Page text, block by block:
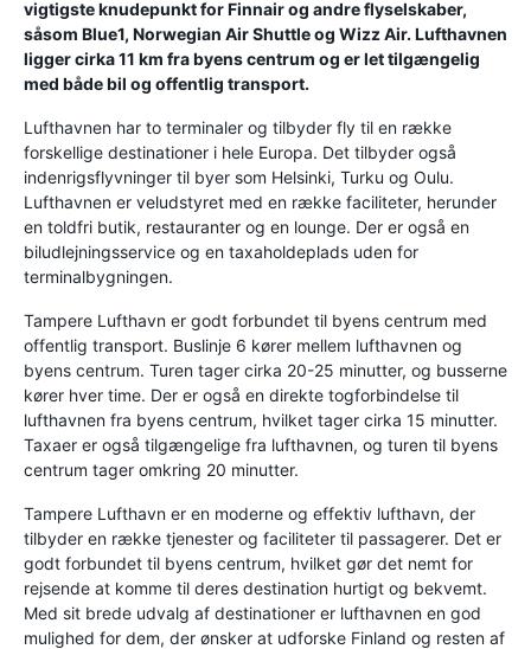
vigtigste knudepunkt for Finnair og andre flyselskaber,
såsom Blue1, Norwegian Air Shuttle og Wizz Air. Lufthavnen
ligger cirka 11 km fra byens centrum og er let tilgængelig
med både bil og offentlig transport.
Lufthavnen har to terminaler og tilbyder fly til en række
forskellige destinationer i hele Europa. Det tilbyder også
indenrigsflyvninger til byer som Helsinki, Turku og Oulu.
Lufthavnen er veludstyret med en række faciliteter, herunder
en toldfri butik, restauranter og en lounge. Der er også en
biludlejningsservice og en taxaholdeplads uden for
terminalbygningen.
Tampere Lufthavn er godt forbundet til byens centrum med
offentlig transport. Buslinje 6 kører mellem lufthavnen og
byens centrum. Turen tager cirka 20-25 minutter, og busserne
kører hver time. Der er også en direkte togforbindelse til
lufthavnen fra byens centrum, hvilket tager cirka 15 minutter.
Taxaer er også tilgængelige fra lufthavnen, og turen til byens
centrum tager omkring 20 minutter.
Tampere Lufthavn er en moderne og effektiv lufthavn, der
tilbyder en række tjenester og faciliteter til passagerer. Det er
godt forbundet til byens centrum, hvilket gør det nemt for
rejsende at komme til deres destination hurtigt og bekvemt.
Med sit brede udvalg af destinationer er lufthavnen en god
mulighed for dem, der ønsker at udforske Finland og resten af